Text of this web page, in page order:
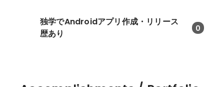
独学でAndroidアプリ作成・リリース
歴あり
0